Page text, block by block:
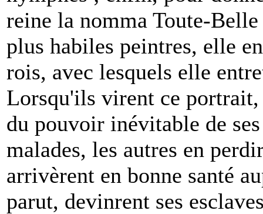
reine la nomma Toute-
plus habiles peintres, elle
rois, avec lesquels elle
Lorsqu'ils virent ce
du pouvoir inévitable de
malades, les autres en
arrivèrent en bonne santé
parut, devinrent ses